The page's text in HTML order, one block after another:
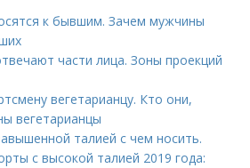
к бывшим. Зачем мужчины
части лица. Зоны проекций
вегетарианцу. Кто они,
вегетарианцы
талией с чем носить.
с высокой талией 2019 года: